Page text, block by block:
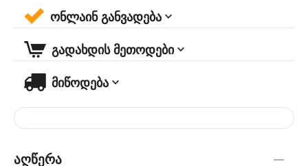
ონლაინ განვადება
გადახდის მეთოდები
მიწოდება
აღწერა